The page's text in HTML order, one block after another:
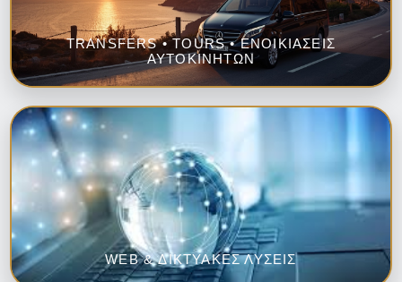
TRANSFERS • TOURS • ΕΝΟΙΚΙΑΣΕΙΣ
ΑΥΤΟΚΙΝΗΤΩΝ
WEB & ΔΙΚΤΥΑΚΕΣ ΛΥΣΕΙΣ